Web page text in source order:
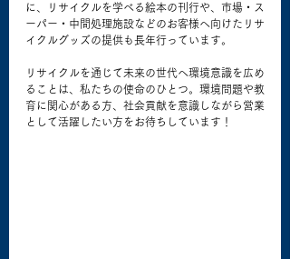
に、リサイクルを学べる絵本の刊行や、市場・ス
ーパー・中間処理施設などのお客様へ向けたリサ
イクルグッズの提供も長年行っています。
リサイクルを通じて未来の世代へ環境意識を広め
ることは、私たちの使命のひとつ。環境問題や教
育に関心がある方、社会貢献を意識しながら営業
として活躍したい方をお待ちしています！